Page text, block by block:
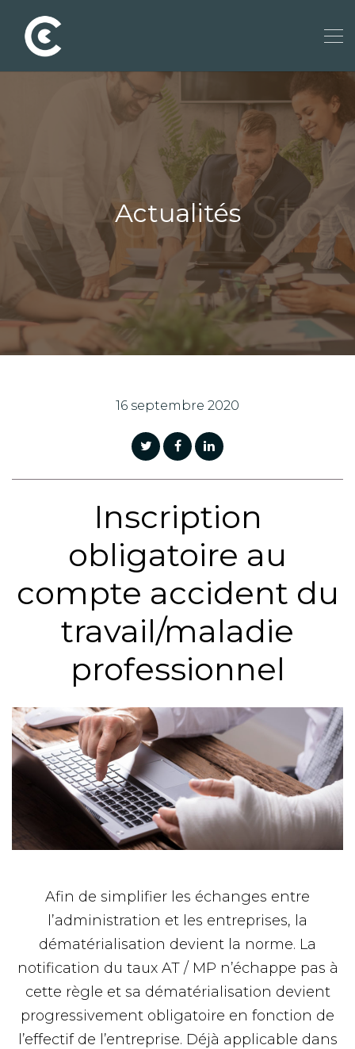
Actualités
16 septembre 2020
Inscription
obligatoire au
compte accident du
travail/maladie
professionnel
Afin de simplifier les échanges entre
l’administration et les entreprises, la
dématérialisation devient la norme. La
notification du taux AT / MP n’échappe pas à
cette règle et sa dématérialisation devient
progressivement obligatoire en fonction de
l’effectif de l’entreprise. Déjà applicable dans